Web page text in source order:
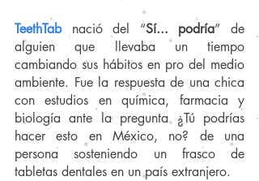
TeethTab nació del “Sí... podría” de
alguien que llevaba un tiempo
cambiando sus hábitos en pro del medio
ambiente. Fue la respuesta de una chica
con estudios en química, farmacia y
biología ante la pregunta ¿Tú podrías
hacer esto en México, no? de una
persona sosteniendo un frasco de
tabletas dentales en un país extranjero.